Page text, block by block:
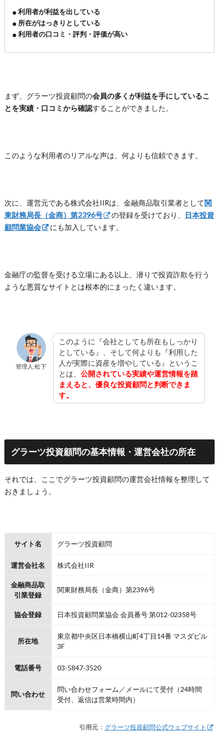
利用者が利益を出している
所在がはっきりとしている
利用者の口コミ・評判・評価が高い
まず、グラーツ投資顧問の会員の多くが利益を手にしているこ
とを実績・口コミから確認することができました。
このような利用者のリアルな声は、何よりも信頼できます。
次に、運営元である株式会社IIRは、金融商品取引業者として関
東財務局長（金商）第2396号
の登録を受けており、
日本投資
顧問業協会
にも加入しています。
金融庁の監督を受ける立場にある以上、潜りで投資詐欺を行う
ような悪質なサイトとは根本的にまったく違います。
管理人:松下
このように『会社としても所在もしっかり
としている』、そして何よりも『利用した
人が実際に資産を増やしている』というこ
とは、 公開されている実績や運営情報を踏
まえると、優良な投資顧問と判断できま
す。
グラーツ投資顧問の基本情報・運営会社の所在
それでは、ここでグラーツ投資顧問の運営会社情報を整理して
おきましょう。
サイト名 グラーツ投資顧問
運営会社名 株式会社IIR
金融商品取
引業登録
関東財務局長（金商）第2396号
協会登録 日本投資顧問業協会 会員番号 第012-02358号
所在地
東京都中央区日本橋横山町4丁目14番 マスダビル
3F
電話番号 03-5847-3520
問い合わせ
問い合わせフォーム／メールにて受付（24時間
受付、返信は営業時間内）
引用元： グラーツ投資顧問公式ウェブサイト